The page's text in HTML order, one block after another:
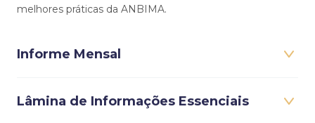
melhores práticas da ANBIMA.
Informe Mensal
Lâmina de Informações Essenciais